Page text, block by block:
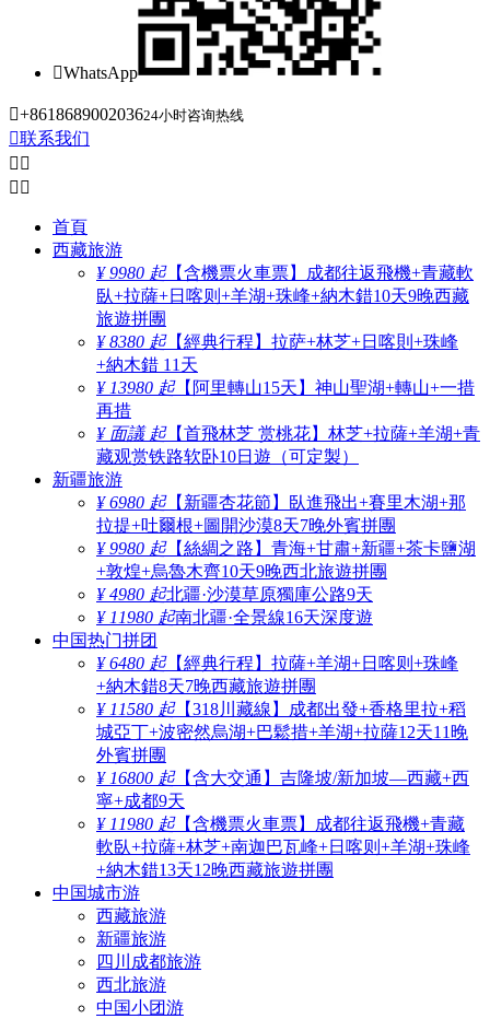
WhatsApp
+861868900203624小时咨询热线
联系我们
 
 
首頁
西藏旅游
¥ 9980 起【含機票火車票】成都往返飛機+青藏軟
臥+拉薩+日喀则+羊湖+珠峰+納木錯10天9晚西藏
旅遊拼團
¥ 8380 起【經典行程】拉萨+林芝+日喀則+珠峰
+納木錯 11天
¥ 13980 起【阿里轉山15天】神山聖湖+轉山+一措
再措
¥ 面議 起【首飛林芝 赏桃花】林芝+拉薩+羊湖+青
藏观赏铁路软卧10日遊（可定製）
新疆旅游
¥ 6980 起【新疆杏花節】臥進飛出+賽里木湖+那
拉提+吐爾根+圖開沙漠8天7晚外賓拼團
¥ 9980 起【絲綢之路】青海+甘肅+新疆+茶卡鹽湖
+敦煌+烏魯木齊10天9晚西北旅遊拼團
¥ 4980 起北疆·沙漠草原獨庫公路9天
¥ 11980 起南北疆·全景線16天深度遊
中国热门拼团
¥ 6480 起【經典行程】拉薩+羊湖+日喀则+珠峰
+納木錯8天7晚西藏旅遊拼團
¥ 11580 起【318川藏線】成都出發+香格里拉+稻
城亞丁+波密然烏湖+巴鬆措+羊湖+拉薩12天11晚
外賓拼團
¥ 16800 起【含大交通】吉隆坡/新加坡—西藏+西
寧+成都9天
¥ 11980 起【含機票火車票】成都往返飛機+青藏
軟臥+拉薩+林芝+南迦巴瓦峰+日喀则+羊湖+珠峰
+納木錯13天12晚西藏旅遊拼團
中国城市游
西藏旅游
新疆旅游
四川成都旅游
西北旅游
中国小团游